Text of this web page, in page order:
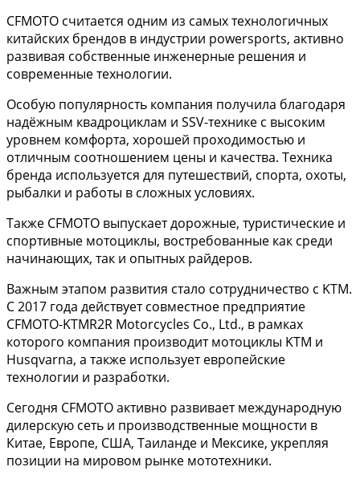
CFMOTO считается одним из самых технологичных
китайских брендов в индустрии powersports, активно
развивая собственные инженерные решения и
современные технологии.
Особую популярность компания получила благодаря
надёжным квадроциклам и SSV-технике с высоким
уровнем комфорта, хорошей проходимостью и
отличным соотношением цены и качества. Техника
бренда используется для путешествий, спорта, охоты,
рыбалки и работы в сложных условиях.
Также CFMOTO выпускает дорожные, туристические и
спортивные мотоциклы, востребованные как среди
начинающих, так и опытных райдеров.
Важным этапом развития стало сотрудничество с KTM.
С 2017 года действует совместное предприятие
CFMOTO-KTMR2R Motorcycles Co., Ltd., в рамках
которого компания производит мотоциклы KTM и
Husqvarna, а также использует европейские
технологии и разработки.
Сегодня CFMOTO активно развивает международную
дилерскую сеть и производственные мощности в
Китае, Европе, США, Таиланде и Мексике, укрепляя
позиции на мировом рынке мототехники.